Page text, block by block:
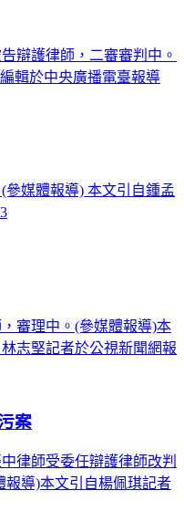
辯護律師，二審審判中。
輯於中央廣播電臺報導
媒體報導) 本文引自鍾孟
審理中。(參媒體報導)本
志堅記者於公視新聞網報
案
律師受委任辯護律師改判
報導)本文引自楊佩琪記者